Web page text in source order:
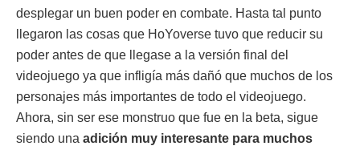
desplegar un buen poder en combate. Hasta tal punto
llegaron las cosas que HoYoverse tuvo que reducir su
poder antes de que llegase a la versión final del
videojuego ya que infligía más dañó que muchos de los
personajes más importantes de todo el videojuego.
Ahora, sin ser ese monstruo que fue en la beta, sigue
siendo una adición muy interesante para muchos